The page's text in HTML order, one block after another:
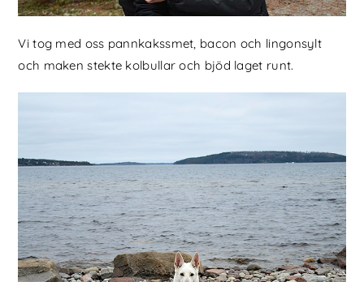
Vi tog med oss pannkakssmet, bacon och lingonsylt
och maken stekte kolbullar och bjöd laget runt.